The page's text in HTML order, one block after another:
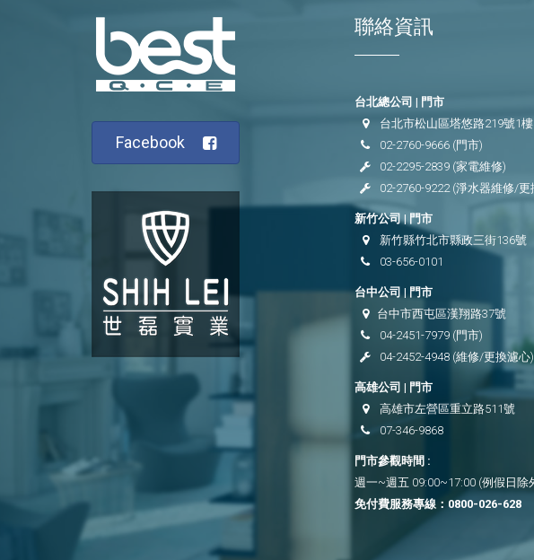
Facebook
聯絡資訊
台北總公司 | 門市
台北市松山區塔悠路219號1樓
02-2760-9666(門市)
02-2295-2839(家電維修)
02-2760-9222(淨水器維修/更
新竹公司 | 門市
新竹縣竹北市縣政三街136號
03-656-0101
台中公司 | 門市
台中市西屯區漢翔路37號
04-2451-7979(門市)
04-2452-4948(維修/更換濾心)
高雄公司 | 門市
高雄市左營區重立路511號
07-346-9868
門市參觀時間 :
週一~週五 09:00~17:00 (例假日除
免付費服務專線： 0800-026-628